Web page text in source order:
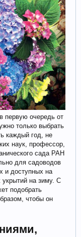
первую очередь от
только выбрать
каждый год, не
наук, профессор,
сада РАН
для садоводов
и доступных на
укрытий на зиму. С
подобрать
чтобы он